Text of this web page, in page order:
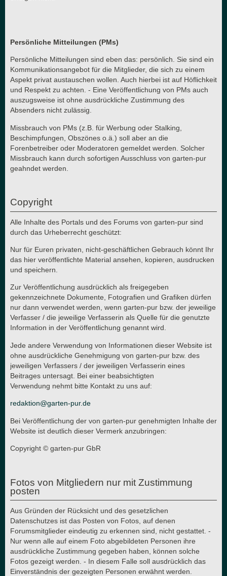
Persönliche Mitteilungen (PMs)
Persönliche Mitteilungen sind eben das: persönlich. Sie sind ein
Kommunikationsangebot für die Mitglieder, die sich zu einem
Aspekt privat austauschen wollen. Auch hierbei ist auf Höflichkeit
und Respekt zu achten. - Eine Veröffentlichung von PMs auch
auszugsweise ist ohne ausdrückliche Zustimmung des
Absenders nicht zulässig.
Missbrauch von PMs (z.B. für Werbung oder Stalking,
Beschimpfungen, Obszönes o.ä.) soll aber an die
Forenbetreiber oder Moderatoren gemeldet werden. Solcher
Missbrauch kann durch sofortigen Ausschluss von garten-pur
geahndet werden.
Copyright
Alle Inhalte des Portals und des Forums von garten-pur sind
durch das Urheberrecht geschützt:
Nur für Euren privaten, nicht-geschäftlichen Gebrauch könnt Ihr
das hier veröffentlichte Material ansehen, kopieren, ausdrucken
und speichern.
Zur Veröffentlichung ausdrücklich als freigegeben
gekennzeichnete Dokumente, Fotografien und Grafiken dürfen
nur dann verwendet werden, wenn garten-pur bzw. der jeweilige
Verfasser / die jeweilige Verfasserin als Quelle für die genutzte
Information in der Veröffentlichung genannt wird.
Jede andere Verwendung von Informationen dieser Website ist
ohne ausdrückliche Genehmigung von garten-pur bzw. des
jeweiligen Verfassers / der jeweiligen Verfasserin eines
Beitrages untersagt. Bei einer beabsichtigten
Verwendung nehmt bitte Kontakt zu uns auf:
redaktion@garten-pur.de
Bei Veröffentlichung der von garten-pur genehmigten Inhalte der
Website ist deutlich dieser Vermerk anzubringen:
Copyright © garten-pur GbR
Fotos von Mitgliedern nur mit Zustimmung
posten
Aus Gründen der Rücksicht und des gesetzlichen
Datenschutzes ist das Posten von Fotos, auf denen
Forumsmitglieder eindeutig zu erkennen sind, nicht gestattet. -
Nur wenn alle auf einem Foto abgebildeten Personen ihre
ausdrückliche Zustimmung gegeben haben, können solche
Fotos gezeigt werden. - In diesem Falle soll ausdrücklich das
Einverständnis der gezeigten Personen erwähnt werden.